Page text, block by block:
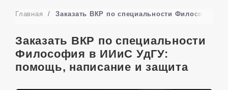
Главная / Заказать ВКР по специальности Философия
Заказать ВКР по специальности
Философия в ИИиС УдГУ:
помощь, написание и защита